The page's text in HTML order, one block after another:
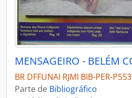
BR DFFUNAI RJMI BIB-PER-P553
Parte de Bibliográfico